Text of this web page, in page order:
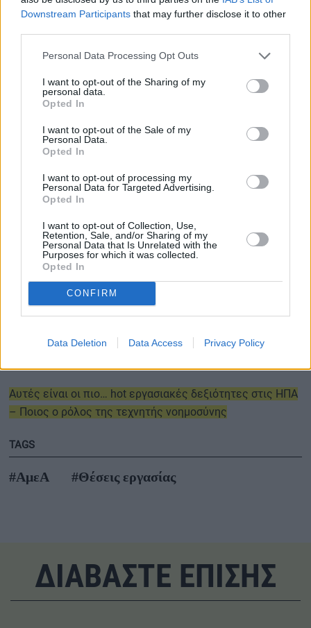
Downstream Participants that may further disclose it to other
Personal Data Processing Opt Outs
I want to opt-out of the Sharing of my
personal data.
Opted In
I want to opt-out of the Sale of my
Personal Data.
Opted In
I want to opt-out of processing my
Personal Data for Targeted Advertising.
Opted In
I want to opt-out of Collection, Use,
Retention, Sale, and/or Sharing of my
Personal Data that Is Unrelated with the
Purposes for which it was collected.
Opted In
CONFIRM
Data Deletion Data Access Privacy Policy
των ατόμων με αναπηρία όσο και στην καλύτερη
στελέχωση των ΟΤΑ, σημειώνοντας ότι από την έναρξη
της δράσης έχουν ήδη ενισχυθεί οι φορείς της τοπικής
Πώς υποβάλλουν αίτηση οι φορείς
Οι δήμοι και οι περιφέρειες που ενδιαφέρονται να
αίτησή τους μέσω της πλατφόρμας του gov.gr:
Περισσότερες ειδήσεις
Doomjobbing: Ποια είναι η νέα «ψύχωση» στη διαδικασία
εύρεσης εργασίας και γιατί μας κάνει κακό;
Έστειλε βιογραφικό με… το ταχυδρομείο το 2025 και
Αυτές είναι οι πιο… hot εργασιακές δεξιότητες στις ΗΠΑ
– Ποιος ο ρόλος της τεχνητής νοημοσύνης
TAGS
#ΑμεΑ #Θέσεις εργασίας
ΔΙΑΒΑΣΤΕ ΕΠΙΣΗΣ